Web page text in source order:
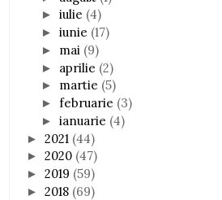
►iulie (4)
►iunie (17)
► mai (9)
► aprilie (2)
► martie (5)
►februarie (3)
►ianuarie (4)
►2021 (44)
►2020 (47)
►2019 (59)
►2018 (69)